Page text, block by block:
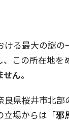
る最大の謎の
、この所在地を
せん。
良県桜井市北部
立場からは「邪